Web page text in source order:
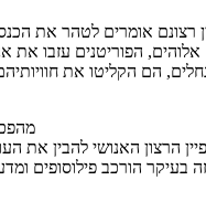
רצונם אומרים לטהר את
אלוהים, הפוריטנים עזבו את
הרצון האנושי להבין את